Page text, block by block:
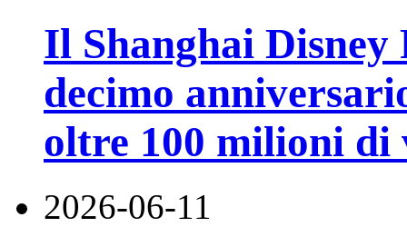
Il Shanghai Disney
decimo
oltre 100 milioni
2026-06-11